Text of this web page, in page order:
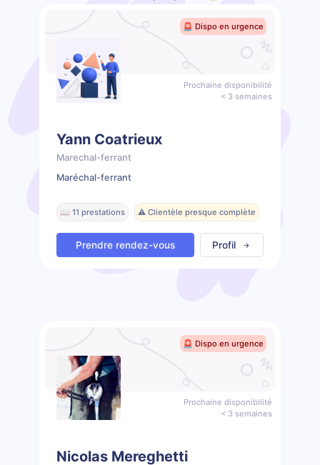
🚨 Dispo en urgence
Prochaine disponibilité
< 3 semaines
Yann Coatrieux
Marechal-ferrant
Maréchal-ferrant
📖 11 prestations ⚠️ Clientèle presque complète
Prendre rendez-vous Profil
🚨 Dispo en urgence
Prochaine disponibilité
< 3 semaines
Nicolas Mereghetti